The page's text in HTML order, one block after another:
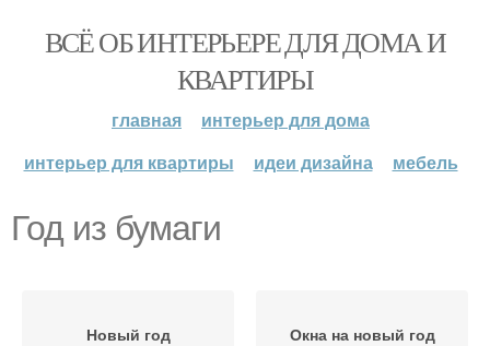
ВСЁ ОБ ИНТЕРЬЕРЕ ДЛЯ ДОМА И
КВАРТИРЫ
главная
интерьер для дома
интерьер для квартиры
идеи дизайна мебель
Год из бумаги
Новый год Окна на новый год